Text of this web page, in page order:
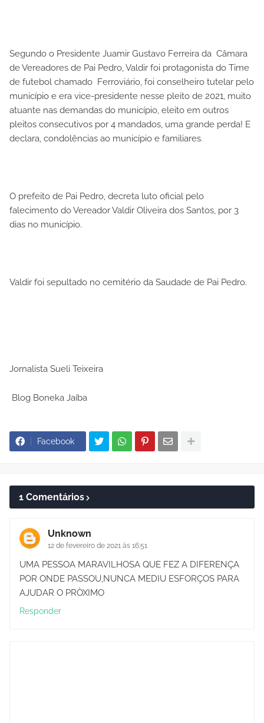
Segundo o Presidente Juamir Gustavo Ferreira da Câmara
de Vereadores de Pai Pedro, Valdir foi protagonista do Time
de futebol chamado Ferroviário, foi conselheiro tutelar pelo
município e era vice-presidente nesse pleito de 2021, muito
atuante nas demandas do município, eleito em outros
pleitos consecutivos por 4 mandados, uma grande perda! E
declara, condolências ao município e familiares.
O prefeito de Pai Pedro, decreta luto oficial pelo
falecimento do Vereador Valdir Oliveira dos Santos, por 3
dias no município.
Valdir foi sepultado no cemitério da Saudade de Pai Pedro.
Jornalista Sueli Teixeira
Blog Boneka Jaíba
Facebook
1 Comentários
Unknown
12 de fevereiro de 2021 às 16:51
UMA PESSOA MARAVILHOSA QUE FEZ A DIFERENÇA
POR ONDE PASSOU,NUNCA MEDIU ESFORÇOS PARA
AJUDAR O PRÒXIMO
Responder